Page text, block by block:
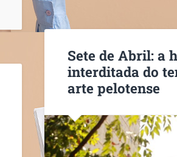
Sete de Abril: a
interditada do
arte pelotense